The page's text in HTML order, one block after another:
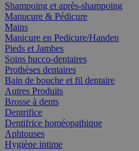
Shampoing et après-shampoing
Manucure & Pédicure
Mains
Manicure en Pedicure/Handen
Pieds et Jambes
Soins bucco-dentaires
Prothèses dentaires
Bain de bouche et fil dentaire
Autres Produits
Brosse à dents
Dentrifice
Dentifrice homéopathique
Aphtouses
Hygiène intime